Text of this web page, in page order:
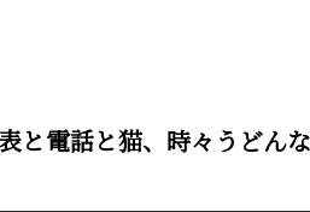
と電話と猫、時々うどん